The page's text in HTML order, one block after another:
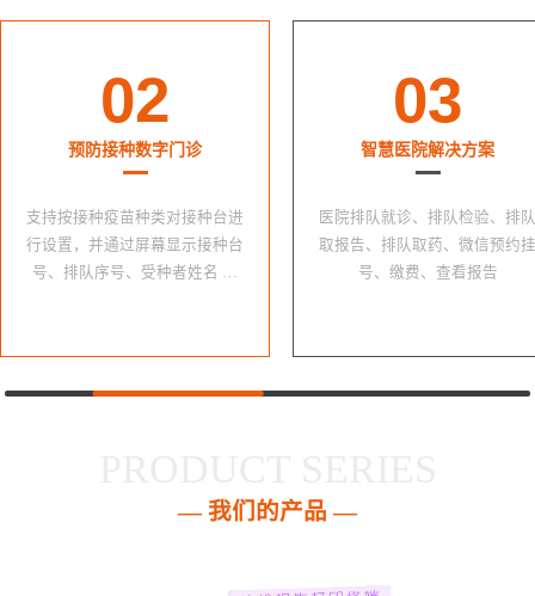
02
预防接种数字门诊
支持按接种疫苗种类对接种台进
行设置，并通过屏幕显示接种台
号、排队序号、受种者姓名 …
03
智慧医院解决方案
医院排队就诊、排队检验、排队
取报告、排队取药、微信预约挂
号、缴费、查看报告
— 我们的产品 —